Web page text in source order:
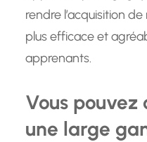
rendre l’acquisition
plus efficace et
apprenants.
Vous
une large